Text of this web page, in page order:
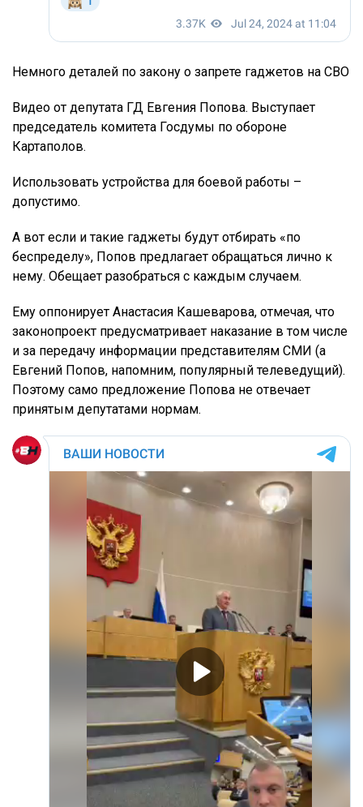
Немного деталей по закону о запрете гаджетов на СВО
Видео от депутата ГД Евгения Попова. Выступает
председатель комитета Госдумы по обороне
Картаполов.
Использовать устройства для боевой работы –
допустимо.
А вот если и такие гаджеты будут отбирать «по
беспределу», Попов предлагает обращаться лично к
нему. Обещает разобраться с каждым случаем.
Ему оппонирует Анастасия Кашеварова, отмечая, что
законопроект предусматривает наказание в том числе
и за передачу информации представителям СМИ (а
Евгений Попов, напомним, популярный телеведущий).
Поэтому само предложение Попова не отвечает
принятым депутатами нормам.